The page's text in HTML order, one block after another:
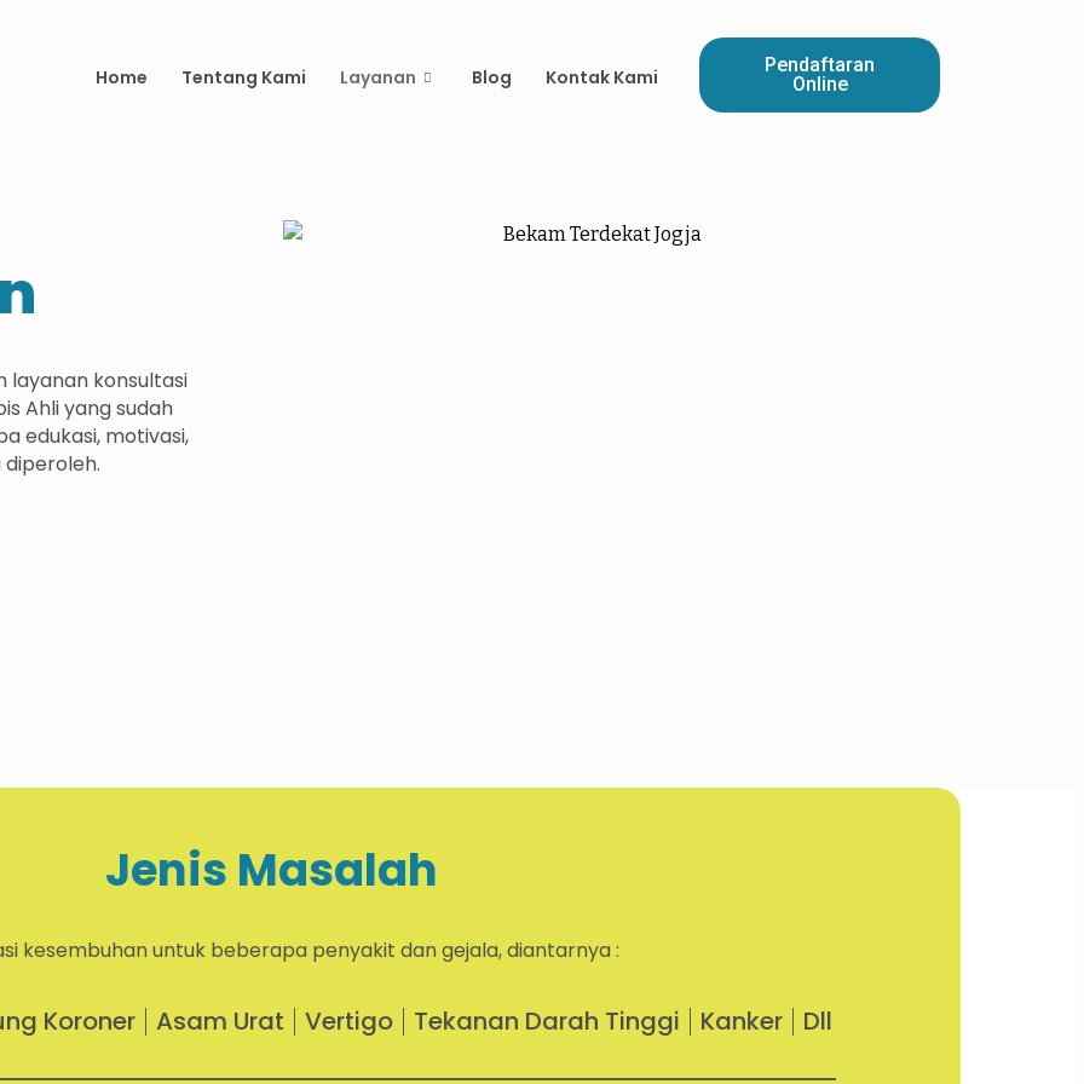
Home Tentang Kami Layanan Blog Kontak Kami
Pendaftaran
Online
layanan konsultasi
Ahli yang sudah
edukasi, motivasi,
Jenis Masalah
kesembuhan untuk beberapa penyakit dan gejala, diantarnya :
Koroner Asam Urat Vertigo Tekanan Darah Tinggi Kanker Dll